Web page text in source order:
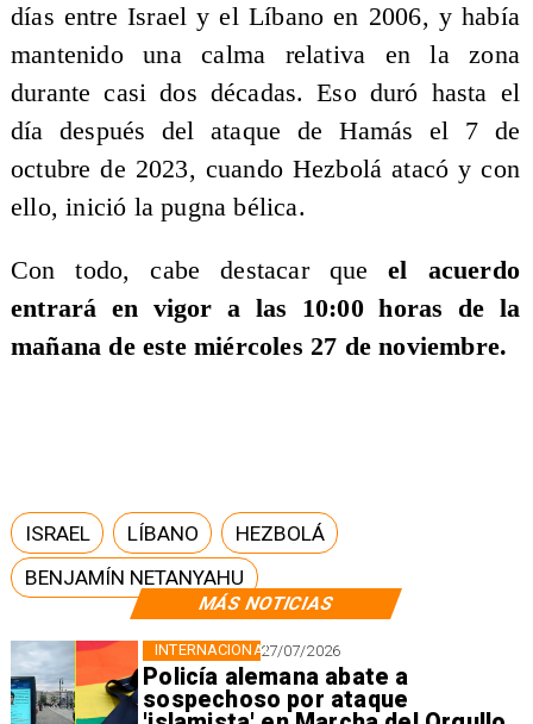
MÁS NOTICIAS
27/07/2026
Policía alemana abate a
sospechoso por ataque
INTERNACIONAL
días entre Israel y el Líbano en 2006, y había
mantenido una calma relativa en la zona
durante casi dos décadas. Eso duró hasta el
día después del ataque de Hamás el 7 de
octubre de 2023, cuando Hezbolá atacó y con
ello, inició la pugna bélica.
Con todo, cabe destacar queel acuerdo
entrará en vigor a las 10:00 horas de la
mañana de este miércoles 27 de noviembre.
ISRAEL LÍBANO
HEZBOLÁ
BENJAMÍN NETANYAHU